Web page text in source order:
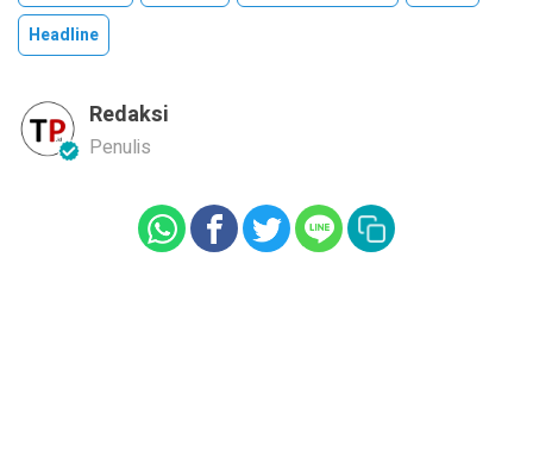
Headline
Redaksi
Penulis